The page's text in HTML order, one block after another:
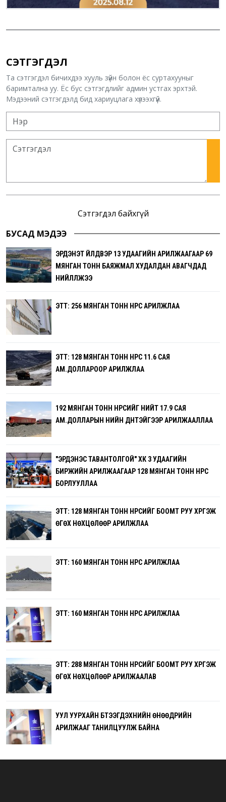
СЭТГЭГДЭЛ
Та сэтгэгдэл бичихдээ хууль зүйн болон ёс суртахууныг
баримтална уу. Ёс бус сэтгэгдлийг админ устгах эрхтэй.
Мэдээний сэтгэгдэлд бид хариуцлага хүлээхгүй.
Сэтгэгдэл байхгүй
БУСАД МЭДЭЭ
ЭРДЭНЭТ ҮЙЛДВЭР 13 УДААГИЙН АРИЛЖААГААР 69
МЯНГАН ТОНН БАЯЖМАЛ ХУДАЛДАН АВАГЧДАД
НИЙЛҮҮЛЖЭЭ
ЭТТ: 256 МЯНГАН ТОНН НҮҮРС АРИЛЖЛАА
ЭТТ: 128 МЯНГАН ТОНН НҮҮРС 11.6 САЯ
АМ.ДОЛЛАРООР АРИЛЖЛАА
192 МЯНГАН ТОНН НҮҮРСИЙГ НИЙТ 17.9 САЯ
АМ.ДОЛЛАРЫН ҮНИЙН ДҮНТЭЙГЭЭР АРИЛЖААЛЛАА
"ЭРДЭНЭС ТАВАНТОЛГОЙ" ХК 3 УДААГИЙН
БИРЖИЙН АРИЛЖААГААР 128 МЯНГАН ТОНН НҮҮРС
БОРЛУУЛЛАА
ЭТТ: 128 МЯНГАН ТОНН НҮҮРСИЙГ БООМТ РУУ ХҮРГЭЖ
ӨГӨХ НӨХЦӨЛӨӨР АРИЛЖЛАА
ЭТТ: 160 МЯНГАН ТОНН НҮҮРС АРИЛЖЛАА
ЭТТ: 160 МЯНГАН ТОНН НҮҮРС АРИЛЖЛАА
ЭТТ: 288 МЯНГАН ТОНН НҮҮРСИЙГ БООМТ РУУ ХҮРГЭЖ
ӨГӨХ НӨХЦӨЛӨӨР АРИЛЖААЛАВ
УУЛ УУРХАЙН БҮТЭЭГДЭХҮҮНИЙН ӨНӨӨДРИЙН
АРИЛЖААГ ТАНИЛЦУУЛЖ БАЙНА